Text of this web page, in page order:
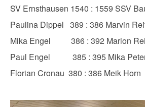
SV Ernsthausen 1540 : 1559 SSV
Paulina Dippel 389 : 386 Marvin
Mika Engel 386 : 392 Marion
Paul Engel 385 : 395 Mika
Florian Cronau 380 : 386 Meik Horn